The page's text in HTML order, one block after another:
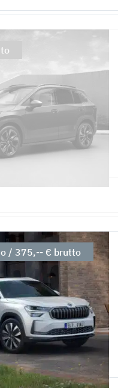
/ 375,-- € brutto